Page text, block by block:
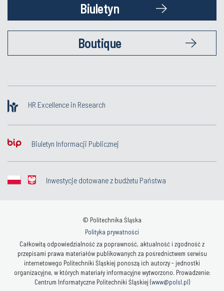
Biuletyn
Boutique
HR Excellence in Research
Biuletyn Informacji Publicznej
Inwestycje dotowane z budżetu Państwa
© Politechnika Śląska
Polityka prywatności
Całkowitą odpowiedzialność za poprawność, aktualność i zgodność z
przepisami prawa materiałów publikowanych za pośrednictwem serwisu
internetowego Politechniki Śląskiej ponoszą ich autorzy - jednostki
organizacyjne, w których materiały informacyjne wytworzono. Prowadzenie:
Centrum Informatyczne Politechniki Śląskiej (www@polsl.pl)